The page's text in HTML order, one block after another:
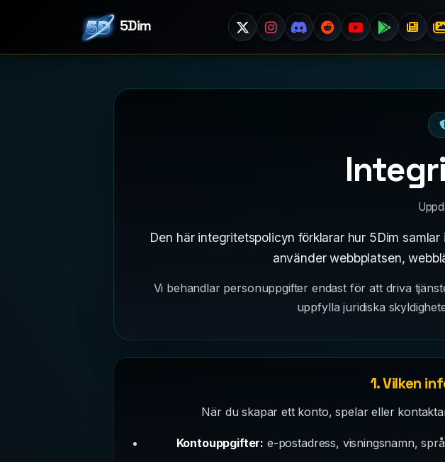
5Dim
Den här integritetspolicyn förklarar hur 5Dim
använder webbplatsen,
Vi behandlar personuppgifter endast för att driva
uppfylla juridiska
1. Vilken
När du skapar ett konto, spelar eller
Kontouppgifter: e-postadress, visningsnamn,